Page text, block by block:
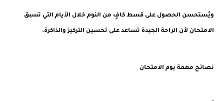
ويُستحسن الحصول على قسط كافٍ من النوم خلال الأيام التي تسبق
الامتحان لأن الراحة الجيدة تساعد على تحسين التركيز والذاكرة.
نصائح مهمة يوم الامتحان